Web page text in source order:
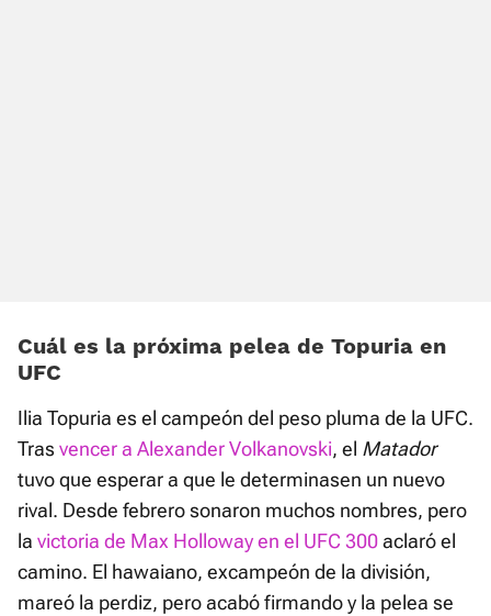
Cuál es la próxima pelea de Topuria en
UFC
Ilia Topuria es el campeón del peso pluma de la UFC.
Trasvencer a Alexander Volkanovski, el Matador
tuvo que esperar a que le determinasen un nuevo
rival. Desde febrero sonaron muchos nombres, pero
la victoria de Max Holloway en el UFC 300aclaró el
camino. El hawaiano, excampeón de la división,
mareó la perdiz, pero acabó firmando y la pelea se